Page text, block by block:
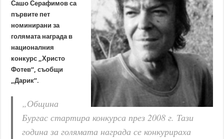
Сашо Серафимов са
първите пет
номинирани за
голямата награда в
националния
конкурс „Христо
Фотев“, съобщи
„Дарик”.
„Община
Бургас стартира конкурса през 2008 г. Тази
година за голямата награда се конкурираха